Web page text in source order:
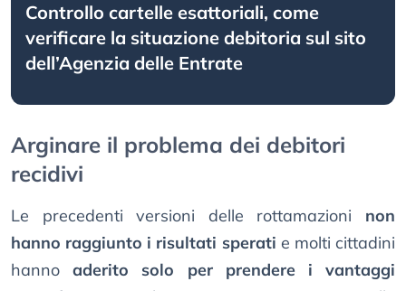
Controllo cartelle esattoriali, come
verificare la situazione debitoria sul sito
dell’Agenzia delle Entrate
Arginare il problema dei debitori
recidivi
Le precedenti versioni delle rottamazioni non
hanno raggiunto i risultati sperati e molti cittadini
hannoaderito solo per prendere i vantaggi